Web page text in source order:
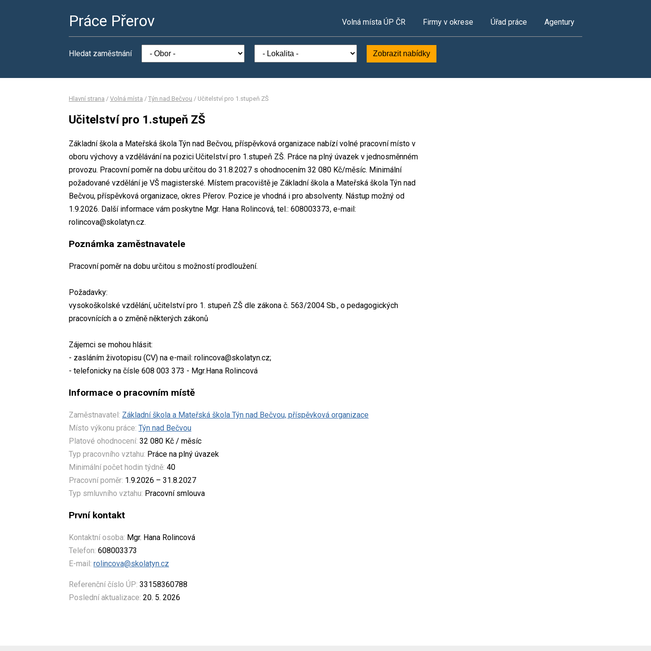
Práce Přerov Volná místa ÚP ČR Firmy v okrese Úřad práce Agentury
Hledat zaměstnání Zobrazit nabídky
Hlavní strana / Volná místa / Týn nad Bečvou / Učitelství pro 1.stupeň ZŠ
Učitelství pro 1.stupeň ZŠ
Základní škola a Mateřská škola Týn nad Bečvou, příspěvková organizace nabízí volné pracovní místo v
oboru výchovy a vzdělávání na pozici Učitelství pro 1.stupeň ZŠ. Práce na plný úvazek v jednosměnném
provozu. Pracovní poměr na dobu určitou do 31.8.2027 s ohodnocením 32 080 Kč/měsíc. Minimální
požadované vzdělání je VŠ magisterské. Místem pracoviště je Základní škola a Mateřská škola Týn nad
Bečvou, příspěvková organizace, okres Přerov. Pozice je vhodná i pro absolventy. Nástup možný od
1.9.2026. Další informace vám poskytne Mgr. Hana Rolincová, tel.: 608003373, e-mail:
rolincova@skolatyn.cz.
Poznámka zaměstnavatele
Pracovní poměr na dobu určitou s možností prodloužení.
Požadavky:
vysokoškolské vzdělání, učitelství pro 1. stupeň ZŠ dle zákona č. 563/2004 Sb., o pedagogických
pracovnících a o změně některých zákonů
Zájemci se mohou hlásit:
- zasláním životopisu (CV) na e-mail: rolincova@skolatyn.cz;
- telefonicky na čísle 608 003 373 - Mgr.Hana Rolincová
Informace o pracovním místě
Zaměstnavatel: Základní škola a Mateřská škola Týn nad Bečvou, příspěvková organizace
Místo výkonu práce: Týn nad Bečvou
Platové ohodnocení: 32 080 Kč / měsíc
Typ pracovního vztahu: Práce na plný úvazek
Minimální počet hodin týdně: 40
Pracovní poměr: 1.9.2026 – 31.8.2027
Typ smluvního vztahu: Pracovní smlouva
První kontakt
Kontaktní osoba: Mgr. Hana Rolincová
Telefon: 608003373
E-mail: rolincova@skolatyn.cz
Referenční číslo ÚP: 33158360788
Poslední aktualizace: 20. 5. 2026